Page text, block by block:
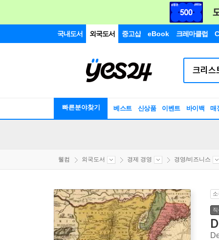
국내도서 외국도서 중고샵 eBook 크레마클럽
빠른분야찾기 베스트 신상품 이벤트 바이백 매
웰컴 외국도서 경제 경영 경영/비즈니스